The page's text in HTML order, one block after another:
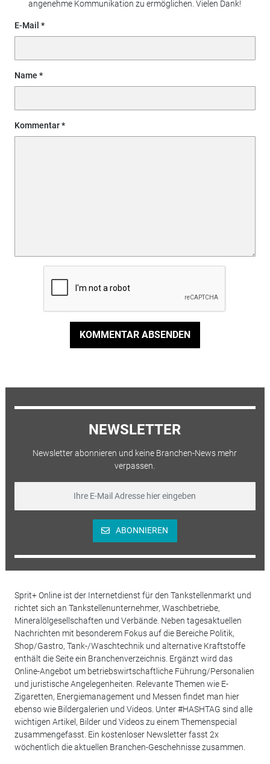
angenehme Kommunikation zu ermöglichen. Vielen Dank!
E-Mail
Name
Kommentar
KOMMENTAR ABSENDEN
NEWSLETTER
Newsletter abonnieren und keine Branchen-News mehr
verpassen.
ABONNIEREN
Sprit+ Online ist der Internetdienst für den Tankstellenmarkt und
richtet sich an Tankstellenunternehmer, Waschbetriebe,
Mineralölgesellschaften und Verbände. Neben tagesaktuellen
Nachrichten mit besonderem Fokus auf die Bereiche Politik,
Shop/Gastro, Tank-/Waschtechnik und alternative Kraftstoffe
enthält die Seite ein Branchenverzeichnis. Ergänzt wird das
Online-Angebot um betriebswirtschaftliche Führung/Personalien
und juristische Angelegenheiten. Relevante Themen wie E-
Zigaretten, Energiemanagement und Messen findet man hier
ebenso wie Bildergalerien und Videos. Unter #HASHTAG sind alle
wichtigen Artikel, Bilder und Videos zu einem Themenspecial
zusammengefasst. Ein kostenloser Newsletter fasst 2x
wöchentlich die aktuellen Branchen-Geschehnisse zusammen.